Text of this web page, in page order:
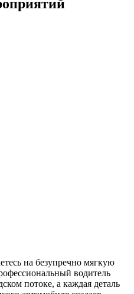
на безупречно мягкую
водитель
потоке, а каждая деталь